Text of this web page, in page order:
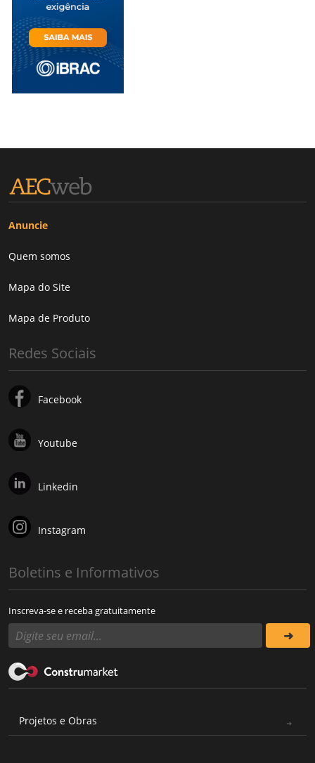
Anuncie
Quem somos
Mapa do Site
Mapa de Produto
Redes Sociais
Facebook
Youtube
Linkedin
Instagram
Boletins e Informativos
Inscreva-se e receba gratuitamente
Projetos e Obras